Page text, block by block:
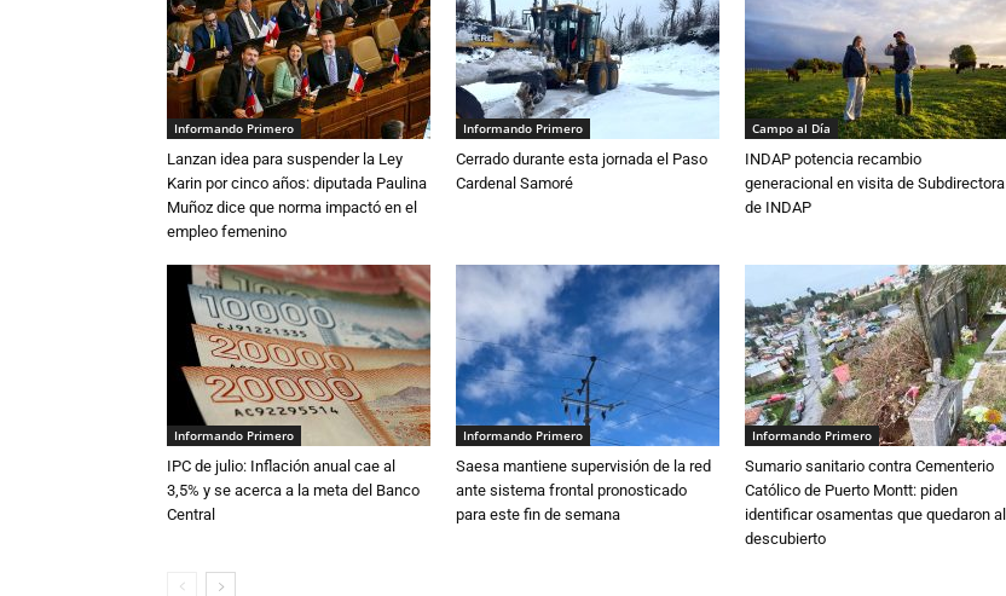
Informando Primero
Lanzan idea para suspender la Ley
Karin por cinco años: diputada Paulina
Muñoz dice que norma impactó en el
empleo femenino
Informando Primero
Cerrado durante esta jornada el Paso
Cardenal Samoré
Campo al Día
INDAP potencia recambio
generacional en visita de Subdirectora
de INDAP
Informando Primero
IPC de julio: Inflación anual cae al
3,5% y se acerca a la meta del Banco
Central
Informando Primero
Saesa mantiene supervisión de la red
ante sistema frontal pronosticado
para este fin de semana
Informando Primero
Sumario sanitario contra Cementerio
Católico de Puerto Montt: piden
identificar osamentas que quedaron al
descubierto